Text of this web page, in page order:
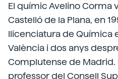
El químic Avelino Corma
Castelló de la Plana, en
llicenciatura de Química
València i dos anys
Complutense de Madrid.
professor del Consell